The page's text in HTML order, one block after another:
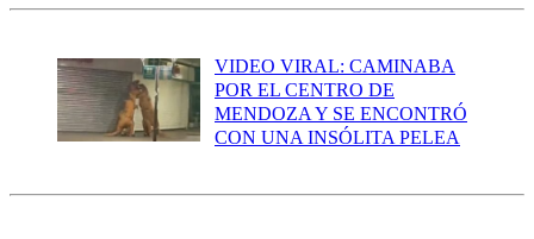
VIDEO VIRAL: CAMINABA
POR EL CENTRO DE
MENDOZA Y SE ENCONTRÓ
CON UNA INSÓLITA PELEA